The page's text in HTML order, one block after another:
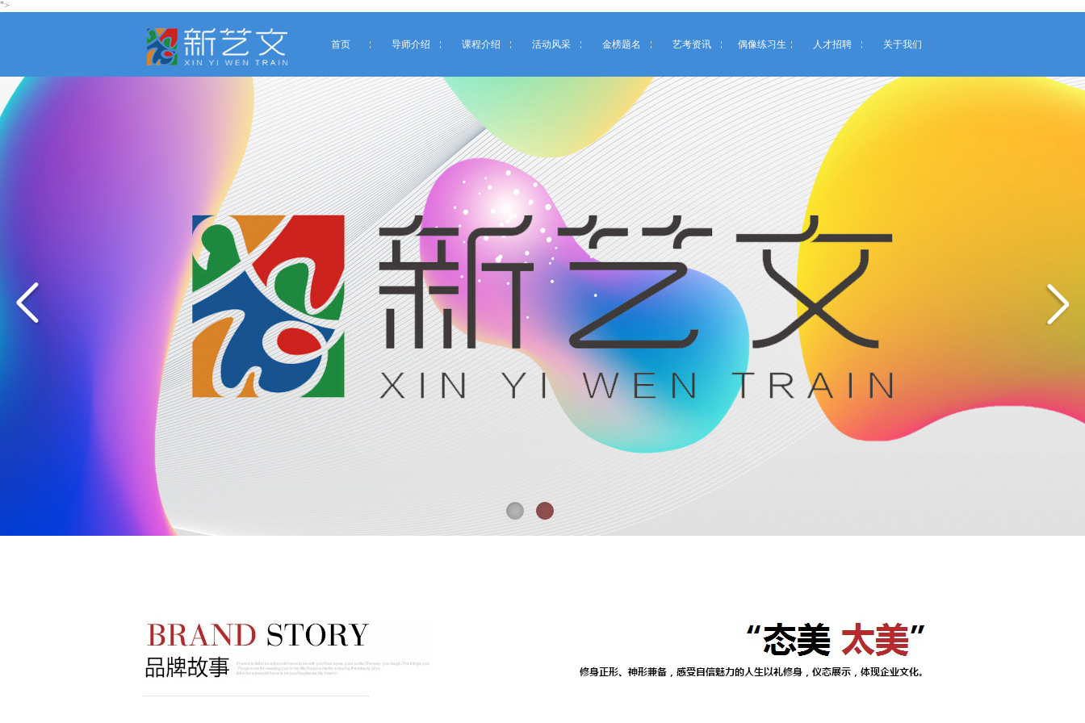
">
首页 导师介绍 课程介绍 活动风采 金榜题名 艺考资讯 偶像练习生 人才招聘 关于我们